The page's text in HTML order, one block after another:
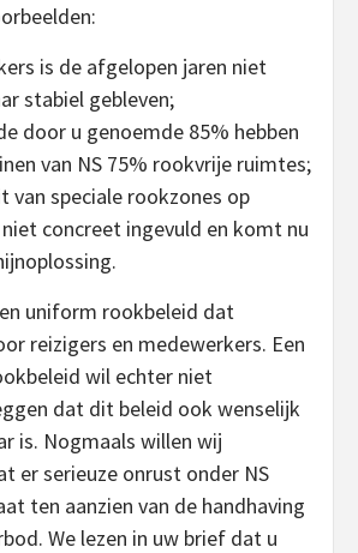
is de afgelopen jaren niet
stabiel gebleven;
door u genoemde 85% hebben
van NS 75% rookvrije ruimtes;
van speciale rookzones op
concreet ingevuld en komt nu
uniform rookbeleid dat
reizigers en medewerkers. Een
wil echter niet
dat dit beleid ook wenselijk
is. Nogmaals willen wij
er serieuze onrust onder NS
ten aanzien van de handhaving
We lezen in uw brief dat u